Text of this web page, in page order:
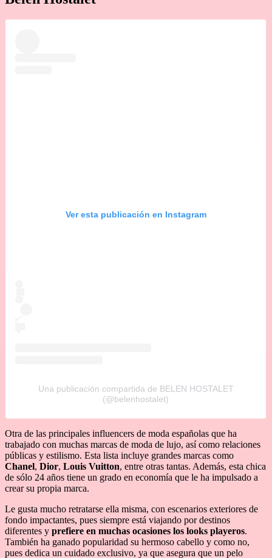
Ver esta publicación en Instagram
Una publicación compartida de BELEN HOSTALET
(@belenhostalet)
Otra de las principales influencers de moda españolas que ha
trabajado con muchas marcas de moda de lujo, así como relaciones
públicas y estilismo. Esta lista incluye grandes marcas como
Chanel, Dior, Louis Vuitton, entre otras tantas. Además, esta chica
de sólo 24 años tiene un grado en economía que le ha impulsado a
crear su propia marca.
Le gusta mucho retratarse ella misma, con escenarios exteriores de
fondo impactantes, pues siempre está viajando por destinos
diferentes y prefiere en muchas ocasiones los looks playeros.
También ha ganado popularidad su hermoso cabello y como no,
pues dedica un cuidado exclusivo, ya que asegura que un pelo